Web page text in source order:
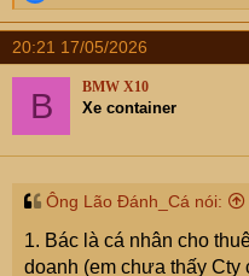
e
a
c
t
n
s
20:21 17/05/2026
B BMW X10
Xe container
Ông Lão Đánh_Cá nói:
1. Bác là cá nhân cho
doanh (em chưa thấy Cty